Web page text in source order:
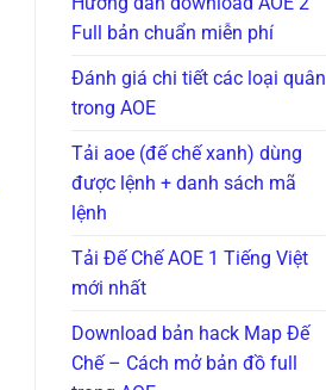
Full bản chuẩn miễn phí
Đánh giá chi tiết các loại quân
trong AOE
Tải aoe (đế chế xanh) dùng
được lệnh + danh sách mã
lệnh
Tải Đế Chế AOE 1 Tiếng Việt
mới nhất
Download bản hack Map Đế
Chế – Cách mở bản đồ full